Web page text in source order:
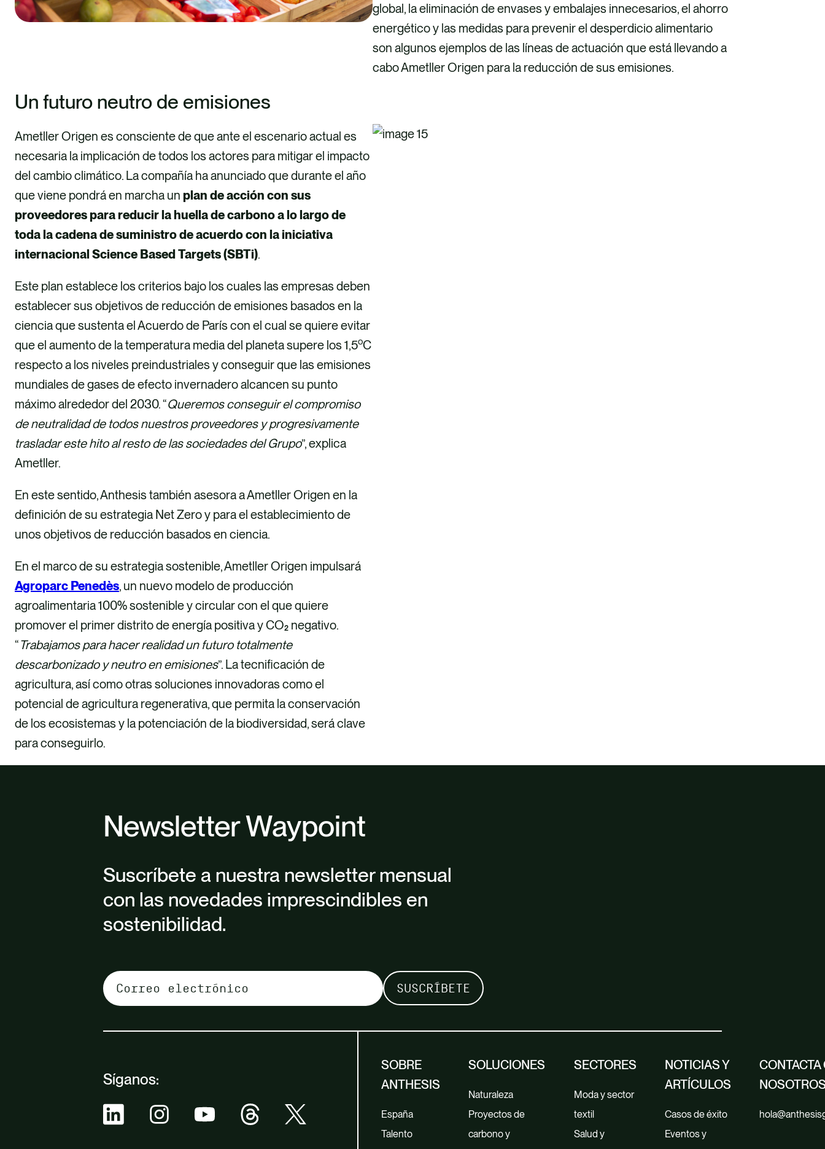
global, la eliminación de envases y embalajes innecesarios, el ahorro
energético y las medidas para prevenir el desperdicio alimentario
son algunos ejemplos de las líneas de actuación que está llevando a
cabo Ametller Origen para la reducción de sus emisiones.
Un futuro neutro de emisiones
Ametller Origen es consciente de que ante el escenario actual es
necesaria la implicación de todos los actores para mitigar el impacto
del cambio climático. La compañía ha anunciado que durante el año
que viene pondrá en marcha un plan de acción con sus
proveedores para reducir la huella de carbono a lo largo de
toda la cadena de suministro de acuerdo con la iniciativa
internacional Science Based Targets (SBTi).
Este plan establece los criterios bajo los cuales las empresas deben
establecer sus objetivos de reducción de emisiones basados en la
ciencia que sustenta el Acuerdo de París con el cual se quiere evitar
que el aumento de la temperatura media del planeta supere los 1,5oC
respecto a los niveles preindustriales y conseguir que las emisiones
mundiales de gases de efecto invernadero alcancen su punto
máximo alrededor del 2030. “Queremos conseguir el compromiso
de neutralidad de todos nuestros proveedores y progresivamente
trasladar este hito al resto de las sociedades del Grupo”, explica
Ametller.
En este sentido, Anthesis también asesora a Ametller Origen en la
definición de su estrategia Net Zero y para el establecimiento de
unos objetivos de reducción basados ​​en ciencia.
En el marco de su estrategia sostenible, Ametller Origen impulsará
Agroparc Penedès, un nuevo modelo de producción
agroalimentaria 100% sostenible y circular con el que quiere
promover el primer distrito de energía positiva y CO₂ negativo.
“Trabajamos para hacer realidad un futuro totalmente
descarbonizado y neutro en emisiones”. La tecnificación de
agricultura, así como otras soluciones innovadoras como el
potencial de agricultura regenerativa, que permita la conservación
de los ecosistemas y la potenciación de la biodiversidad, será clave
para conseguirlo.
Newsletter Waypoint
Suscríbete a nuestra newsletter mensual
con las novedades imprescindibles en
sostenibilidad.
Síganos:
SOBRE
ANTHESIS
España
Talento
SOLUCIONES
Naturaleza
Proyectos de
carbono y
SECTORES
Moda y sector
textil
Salud y
NOTICIAS Y
ARTÍCULOS
Casos de éxito
Eventos y
CONTACTA